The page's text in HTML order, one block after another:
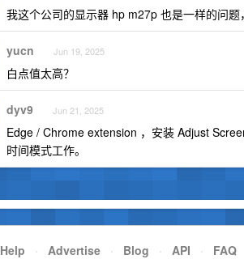
我这个公司的显示器 hp m27p 也是一样的问
yucn Jun 19, 2025
白点值太高？
dyv9 Jun 21, 2025
Edge / Chrome extension ，安装 Adjust
时间模式工作。
Help · Advertise · Blog · API · FAQ